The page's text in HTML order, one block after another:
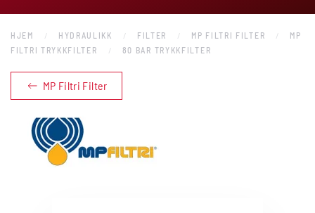
HJEM HYDRAULIKK FILTER MP FILTRI FILTER
MP
FILTRI TRYKKFILTER
80 BAR TRYKKFILTER
MP Filtri Filter